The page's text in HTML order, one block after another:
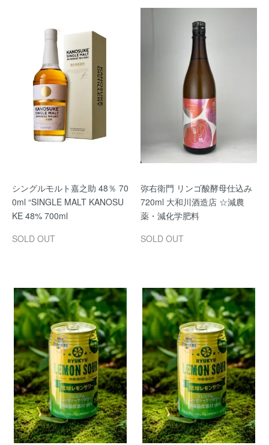
シングルモルト嘉之助 48％ 70
0ml “SINGLE MALT KANOSU
KE 48% 700ml
SOLD OUT
弥右衛門 リンゴ酸酵母仕込み
720ml 大和川酒造店 ☆減農
薬・減化学肥料
SOLD OUT